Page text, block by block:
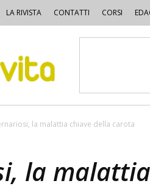
LA RIVISTA CONTATTI CORSI
la malattia chiave della carota
la